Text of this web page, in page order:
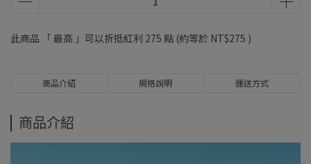
此商品 「 最高 」可以折抵紅利 275 點 (約等於 NT$275 )
商品介紹 規格說明 運送方式
商品介紹